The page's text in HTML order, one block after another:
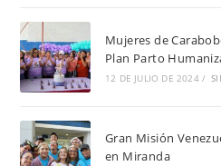
Mujeres de
Plan Parto
12 DE JULIO DE 2024 /
Gran Misión
en Miranda